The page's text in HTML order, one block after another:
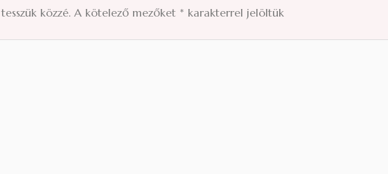
közzé. A kötelező mezőket * karakterrel jelöltük